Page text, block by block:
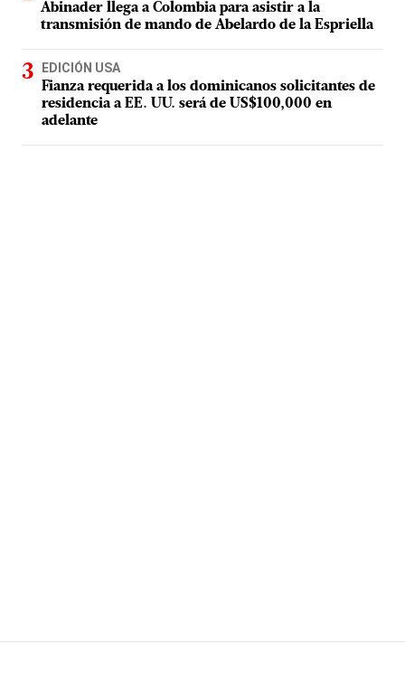
Abinader llega a Colombia para asistir a la
transmisión de mando de Abelardo de la Espriella
EDICIÓN USA
Fianza requerida a los dominicanos solicitantes de
residencia a EE. UU. será de US$100,000 en
adelante